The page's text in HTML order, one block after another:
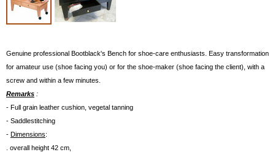
Genuine professional Bootblack's Bench for shoe-care enthusiasts. Easy transformation
for amateur use (shoe facing you) or for the shoe-maker (shoe facing the client), with a
screw and within a few minutes.
Remarks :
- Full grain leather cushion, vegetal tanning
- Saddlestitching
- Dimensions:
. overall height 42 cm,